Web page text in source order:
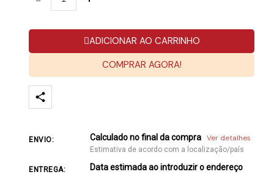
ADICIONAR AO CARRINHO
COMPRAR AGORA!
ENVIO: Calculado no final da compra Ver detalhes
Estimativa de acordo com a localização/país
ENTREGA: Data estimada ao introduzir o endereço